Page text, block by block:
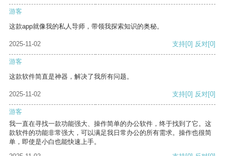
游客
这款app就像我的私人导师，带领我探索知识的奥秘。
2025-11-02 支持[0] 反对[0]
游客
这款软件简直是神器，解决了我所有问题。
2025-11-02 支持[0] 反对[0]
游客
我一直在寻找一款功能强大、操作简单的办公软件，终于找到了它。这
款软件的功能非常强大，可以满足我日常办公的所有需求。操作也很简
单，即使是小白也能快速上手。